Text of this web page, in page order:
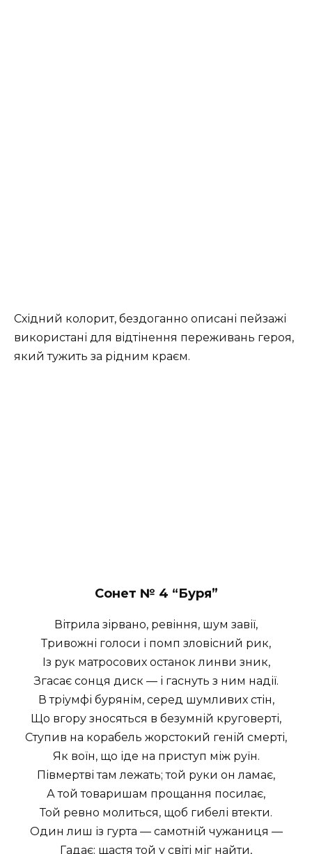
Східний колорит, бездоганно описані пейзажі
використані для відтінення переживань героя,
який тужить за рідним краєм.
Сонет № 4 “Буря”
Вітрила зірвано, ревіння, шум завії,
Тривожні голоси і помп зловісний рик,
Із рук матросових останок линви зник,
Згасає сонця диск — і гаснуть з ним надії.
В тріумфі бурянім, серед шумливих стін,
Що вгору зносяться в безумній круговерті,
Ступив на корабель жорстокий геній смерті,
Як воїн, що іде на приступ між руїн.
Півмертві там лежать; той руки он ламає,
А той товаришам прощання посилає,
Той ревно молиться, щоб гибелі втекти.
Один лиш із гурта — самотній чужаниця —
Гадає: щастя той у світі міг найти,